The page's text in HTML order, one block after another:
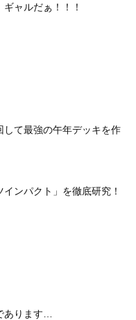
ャルだぁ！！！
て最強の午年デッキを作
ンパクト」を徹底研究！
あります…